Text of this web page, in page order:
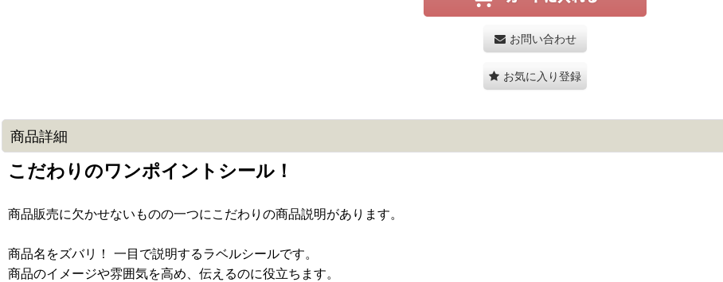
お問い合わせ
お気に入り登録
商品詳細
こだわりのワンポイントシール！
商品販売に欠かせないものの一つにこだわりの商品説明があります。
商品名をズバリ！ 一目で説明するラベルシールです。
商品のイメージや雰囲気を高め、伝えるのに役立ちます。